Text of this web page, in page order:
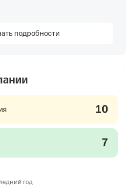
подробности
10
7
год